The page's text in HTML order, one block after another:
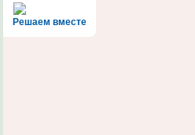
Решаем вместе